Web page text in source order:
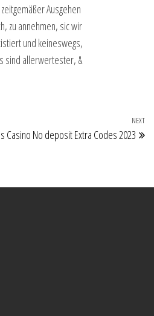
Ausgehen
zu annehmen, sic wir
und keineswegs,
sind allerwertester, &
Next
Post
NEXT
Casino No deposit Extra Codes 2023